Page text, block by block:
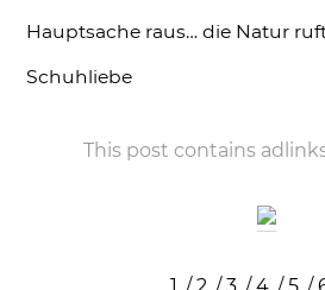
Hauptsache raus… die Natur
Schuhliebe
This post contains